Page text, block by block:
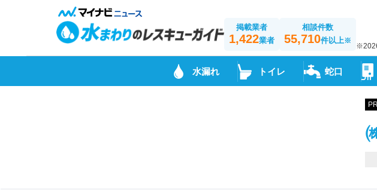
掲載業者
1,422業者
相談件数
55,710件以上※
水漏れ トイレ 蛇口
PR